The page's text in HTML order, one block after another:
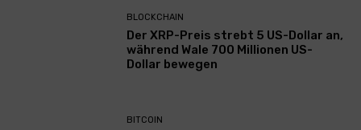
BLOCKCHAIN
Der XRP-Preis strebt 5 US-Dollar an,
während Wale 700 Millionen US-
Dollar bewegen
BITCOIN